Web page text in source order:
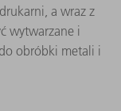
a wraz z
wytwarzane i
obróbki metali i